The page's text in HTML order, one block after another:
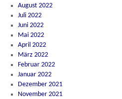
August 2022
Juli 2022
Juni 2022
Mai 2022
April 2022
März 2022
Februar 2022
Januar 2022
Dezember 2021
November 2021